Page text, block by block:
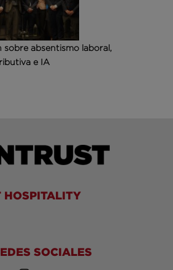
sobre absentismo laboral,
e IA
HOSPITALITY
SOCIALES